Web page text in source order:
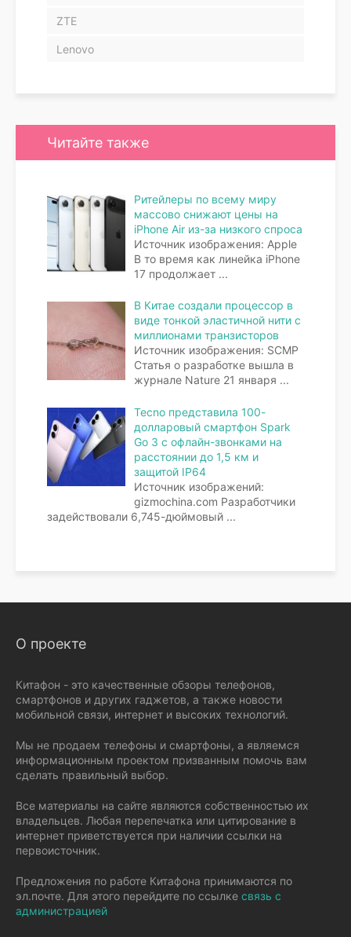
ZTE
Lenovo
Читайте также
Ритейлеры по всему миру
массово снижают цены на
iPhone Air из-за низкого спроса
Источник изображения: Apple
В то время как линейка iPhone
17 продолжает ...
В Китае создали процессор в
виде тонкой эластичной нити с
миллионами транзисторов
Источник изображения: SCMP
Статья о разработке вышла в
журнале Nature 21 января ...
Tecno представила 100-
долларовый смартфон Spark
Go 3 с офлайн-звонками на
расстоянии до 1,5 км и
защитой IP64
Источник изображений:
gizmochina.com Разработчики
задействовали 6,745-дюймовый ...
О проекте
Китафон - это качественные обзоры телефонов,
смартфонов и других гаджетов, а также новости
мобильной связи, интернет и высоких технологий.
Мы не продаем телефоны и смартфоны, а являемся
информационным проектом призванным помочь вам
сделать правильный выбор.
Все материалы на сайте являются собственностью их
владельцев. Любая перепечатка или цитирование в
интернет приветствуется при наличии ссылки на
первоисточник.
Предложения по работе Китафона принимаются по
эл.почте. Для этого перейдите по ссылке связь с
администрацией